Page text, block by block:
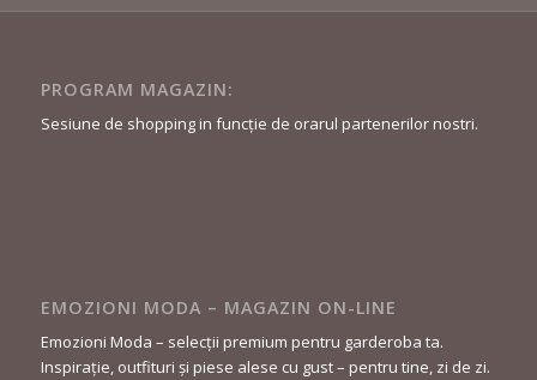
PROGRAM MAGAZIN:
Sesiune de shopping in funcție de orarul partenerilor nostri.
EMOZIONI MODA – MAGAZIN ON-LINE
Emozioni Moda – selecții premium pentru garderoba ta.
Inspirație, outfituri și piese alese cu gust – pentru tine, zi de zi.